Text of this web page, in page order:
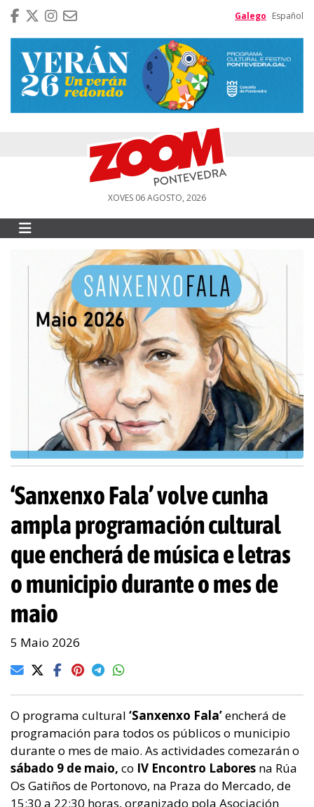
Galego Español
XOVES 06 AGOSTO, 2026
‘Sanxenxo Fala’ volve cunha
ampla programación cultural
que encherá de música e letras
o municipio durante o mes de
maio
5 Maio 2026
O programa cultural ‘Sanxenxo Fala’encherá de
programación para todos os públicos o municipio
durante o mes de maio. As actividades comezarán o
sábado 9 de maio, co IV Encontro Labores na Rúa
Os Gatiños de Portonovo, na Praza do Mercado, de
15:30 a 22:30 horas, organizado pola Asociación